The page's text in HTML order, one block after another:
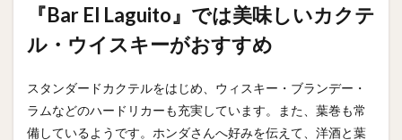
『Bar El Laguito』では美味しいカクテ
ル・ウイスキーがおすすめ
スタンダードカクテルをはじめ、ウィスキー・ブランデー・
ラムなどのハードリカーも充実しています。また、葉巻も常
備しているようです。ホンダさんへ好みを伝えて、洋酒と葉